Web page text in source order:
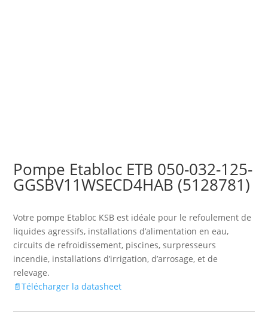
Pompe Etabloc ETB 050-032-125-
GGSBV11WSECD4HAB (5128781)
Votre pompe Etabloc KSB est idéale pour le refoulement de
liquides agressifs, installations d’alimentation en eau,
circuits de refroidissement, piscines, surpresseurs
incendie, installations d’irrigation, d’arrosage, et de
relevage.
📄Télécharger la datasheet